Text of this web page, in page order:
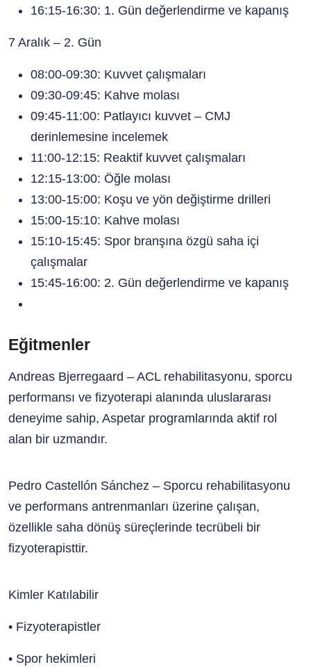
16:15-16:30: 1. Gün değerlendirme ve kapanış
7 Aralık – 2. Gün
08:00-09:30: Kuvvet çalışmaları
09:30-09:45: Kahve molası
09:45-11:00: Patlayıcı kuvvet – CMJ
derinlemesine incelemek
11:00-12:15: Reaktif kuvvet çalışmaları
12:15-13:00: Öğle molası
13:00-15:00: Koşu ve yön değiştirme drilleri
15:00-15:10: Kahve molası
15:10-15:45: Spor branşına özgü saha içi
çalışmalar
15:45-16:00: 2. Gün değerlendirme ve kapanış
Eğitmenler
Andreas Bjerregaard – ACL rehabilitasyonu, sporcu
performansı ve fizyoterapi alanında uluslararası
deneyime sahip, Aspetar programlarında aktif rol
alan bir uzmandır.
Pedro Castellón Sánchez – Sporcu rehabilitasyonu
ve performans antrenmanları üzerine çalışan,
özellikle saha dönüş süreçlerinde tecrübeli bir
fizyoterapisttir.
Kimler Katılabilir
• Fizyoterapistler
• Spor hekimleri